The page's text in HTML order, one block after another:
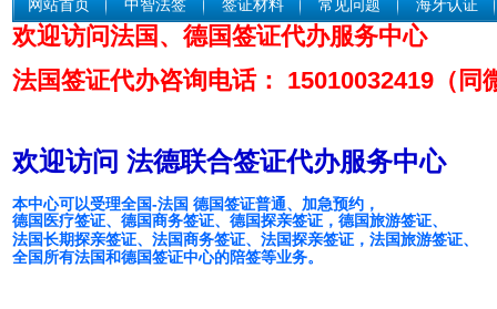
网站首页 中智法签 签证材料 常见问题 海牙认证
欢迎访问法国、德国签证代办服务中心中智
法国签证代办咨询电话： 15010032419（同
欢迎访问 法德联合签证代办服务中心
本中心可以受理全国-法国 德国签证普通、加急预约，
德国医疗签证、德国商务签证、德国探亲签证，德国旅游签证、
法国长期探亲签证、法国商务签证、法国探亲签证，法国旅游签证、
全国所有法国和德国签证中心的陪签等业务。